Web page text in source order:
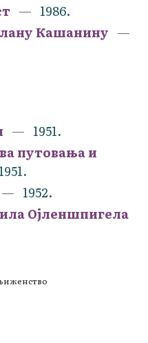
1986.
Кашанину
1951.
путовања и
1951.
1952.
Ојленшпигела